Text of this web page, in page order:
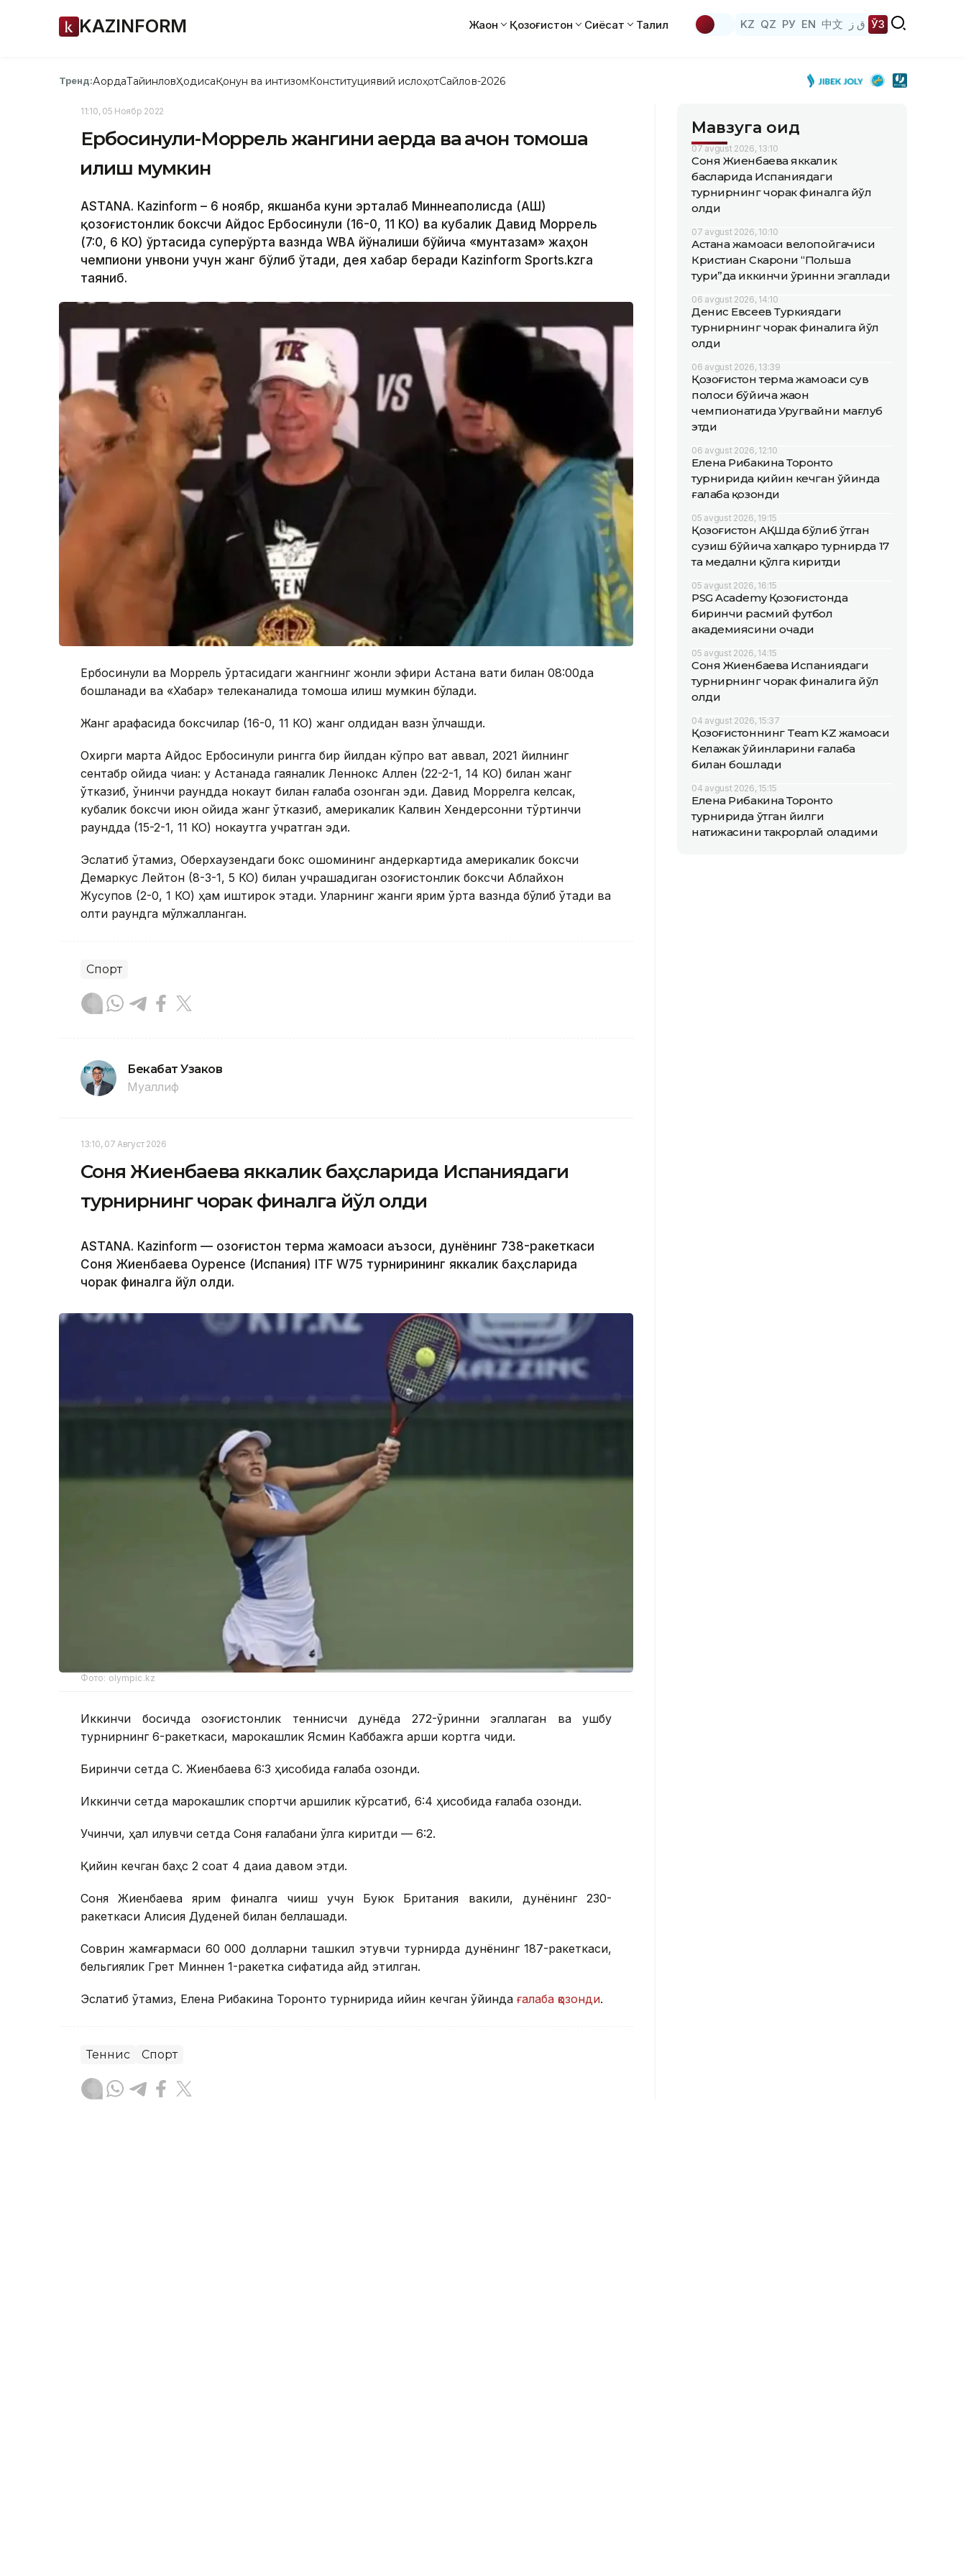
KAZINFORM Жаҳон Қозоғистон Сиёсат Таҳлил KZ QZ РУ EN 中文 ق ز ЎЗ
Тренд:АқордаТайинловҲодисаҚонун ва интизомКонституциявий ислоҳотСайлов-2026
11:10, 05 Ноябр 2022
Ербосинули-Моррель жангини қаерда ва қачон томоша
қилиш мумкин
ASTANA. Кazinform – 6 ноябр, якшанба куни эрталаб Миннеаполисда (АҚШ)
қозоғистонлик боксчи Айдос Ербосинули (16-0, 11 КО) ва кубалик Давид Моррель
(7:0, 6 КО) ўртасида суперўрта вазнда WBА йўналиши бўйича «мунтазам» жаҳон
чемпиони унвони учун жанг бўлиб ўтади, дея хабар беради Кazinform Sports.kzга
таяниб.
Ербосинули ва Моррель ўртасидаги жангнинг жонли эфири Астана вақти билан 08:00да
бошланади ва «Хабар» телеканалида томоша қилиш мумкин бўлади.
Жанг арафасида боксчилар (16-0, 11 КО) жанг олдидан вазн ўлчашди.
Охирги марта Айдос Ербосинули рингга бир йилдан кўпроқ вақт аввал, 2021 йилнинг
сентабр ойида чиққан: у Астанада гаяналик Леннокс Аллен (22-2-1, 14 КО) билан жанг
ўтказиб, ўнинчи раундда нокаут билан ғалаба қозонган эди. Давид Моррелга келсак,
кубалик боксчи июн ойида жанг ўтказиб, америкалик Калвин Хендерсонни тўртинчи
раундда (15-2-1, 11 КО) нокаутга учратган эди.
Эслатиб ўтамиз, Оберхаузендаги бокс оқшомининг андеркартида америкалик боксчи
Демаркус Лейтон (8-3-1, 5 КО) билан учрашадиган қозоғистонлик боксчи Аблайхон
Жусупов (2-0, 1 КО) ҳам иштирок этади. Уларнинг жанги ярим ўрта вазнда бўлиб ўтади ва
олти раундга мўлжалланган.
Спорт
Бекабат Узаков
Муаллиф
13:10, 07 Август 2026
Соня Жиенбаева яккалик баҳсларида Испаниядаги
турнирнинг чорак финалга йўл олди
ASTANА. Кazinform — Қозоғистон терма жамоаси аъзоси, дунёнинг 738-ракеткаси
Соня Жиенбаева Оуренсе (Испания) ITF W75 турнирининг яккалик баҳсларида
чорак финалга йўл олди.
Фото: olympic.kz
Иккинчи босқичда қозоғистонлик теннисчи дунёда 272-ўринни эгаллаган ва ушбу
турнирнинг 6-ракеткаси, марокашлик Ясмин Каббажга қарши кортга чиқди.
Биринчи сетда С. Жиенбаева 6:3 ҳисобида ғалаба қозонди.
Иккинчи сетда марокашлик спортчи қаршилик кўрсатиб, 6:4 ҳисобида ғалаба қозонди.
Учинчи, ҳал қилувчи сетда Соня ғалабани қўлга киритди — 6:2.
Қийин кечган баҳс 2 соат 4 дақиқа давом этди.
Соня Жиенбаева ярим финалга чиқиш учун Буюк Британия вакили, дунёнинг 230-
ракеткаси Алисия Дуденей билан беллашади.
Соврин жамғармаси 60 000 долларни ташкил этувчи турнирда дунёнинг 187-ракеткаси,
бельгиялик Грет Миннен 1-ракетка сифатида қайд этилган.
Эслатиб ўтамиз, Елена Рибакина Торонто турнирида қийин кечган ўйинда ғалаба қозонди.
Теннис Спорт
Мавзуга оид
07 avgust 2026, 13:10
Соня Жиенбаева яккалик
баҳсларида Испаниядаги
турнирнинг чорак финалга йўл
олди
07 avgust 2026, 10:10
Астана жамоаси велопойгачиси
Кристиан Скарони “Польша
тури”да иккинчи ўринни эгаллади
06 avgust 2026, 14:10
Денис Евсеев Туркиядаги
турнирнинг чорак финалига йўл
олди
06 avgust 2026, 13:39
Қозоғистон терма жамоаси сув
полоси бўйича жаҳон
чемпионатида Уругвайни мағлуб
этди
06 avgust 2026, 12:10
Елена Рибакина Торонто
турнирида қийин кечган ўйинда
ғалаба қозонди
05 avgust 2026, 19:15
Қозоғистон АҚШда бўлиб ўтган
сузиш бўйича халқаро турнирда 17
та медални қўлга киритди
05 avgust 2026, 16:15
PSG Academy Қозоғистонда
биринчи расмий футбол
академиясини очади
05 avgust 2026, 14:15
Соня Жиенбаева Испаниядаги
турнирнинг чорак финалига йўл
олди
04 avgust 2026, 15:37
Қозоғистоннинг Team KZ жамоаси
Келажак ўйинларини ғалаба
билан бошлади
04 avgust 2026, 15:15
Елена Рибакина Торонто
турнирида ўтган йилги
натижасини такрорлай оладими